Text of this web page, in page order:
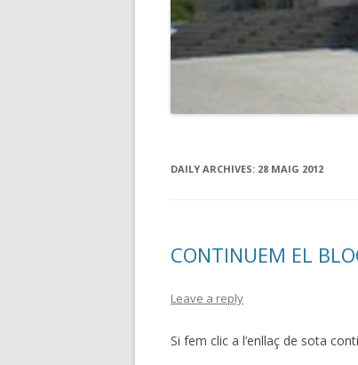
DAILY ARCHIVES: 28 MAIG 2012
CONTINUEM EL
Leave a reply
Si fem clic a l’enllaç de sota